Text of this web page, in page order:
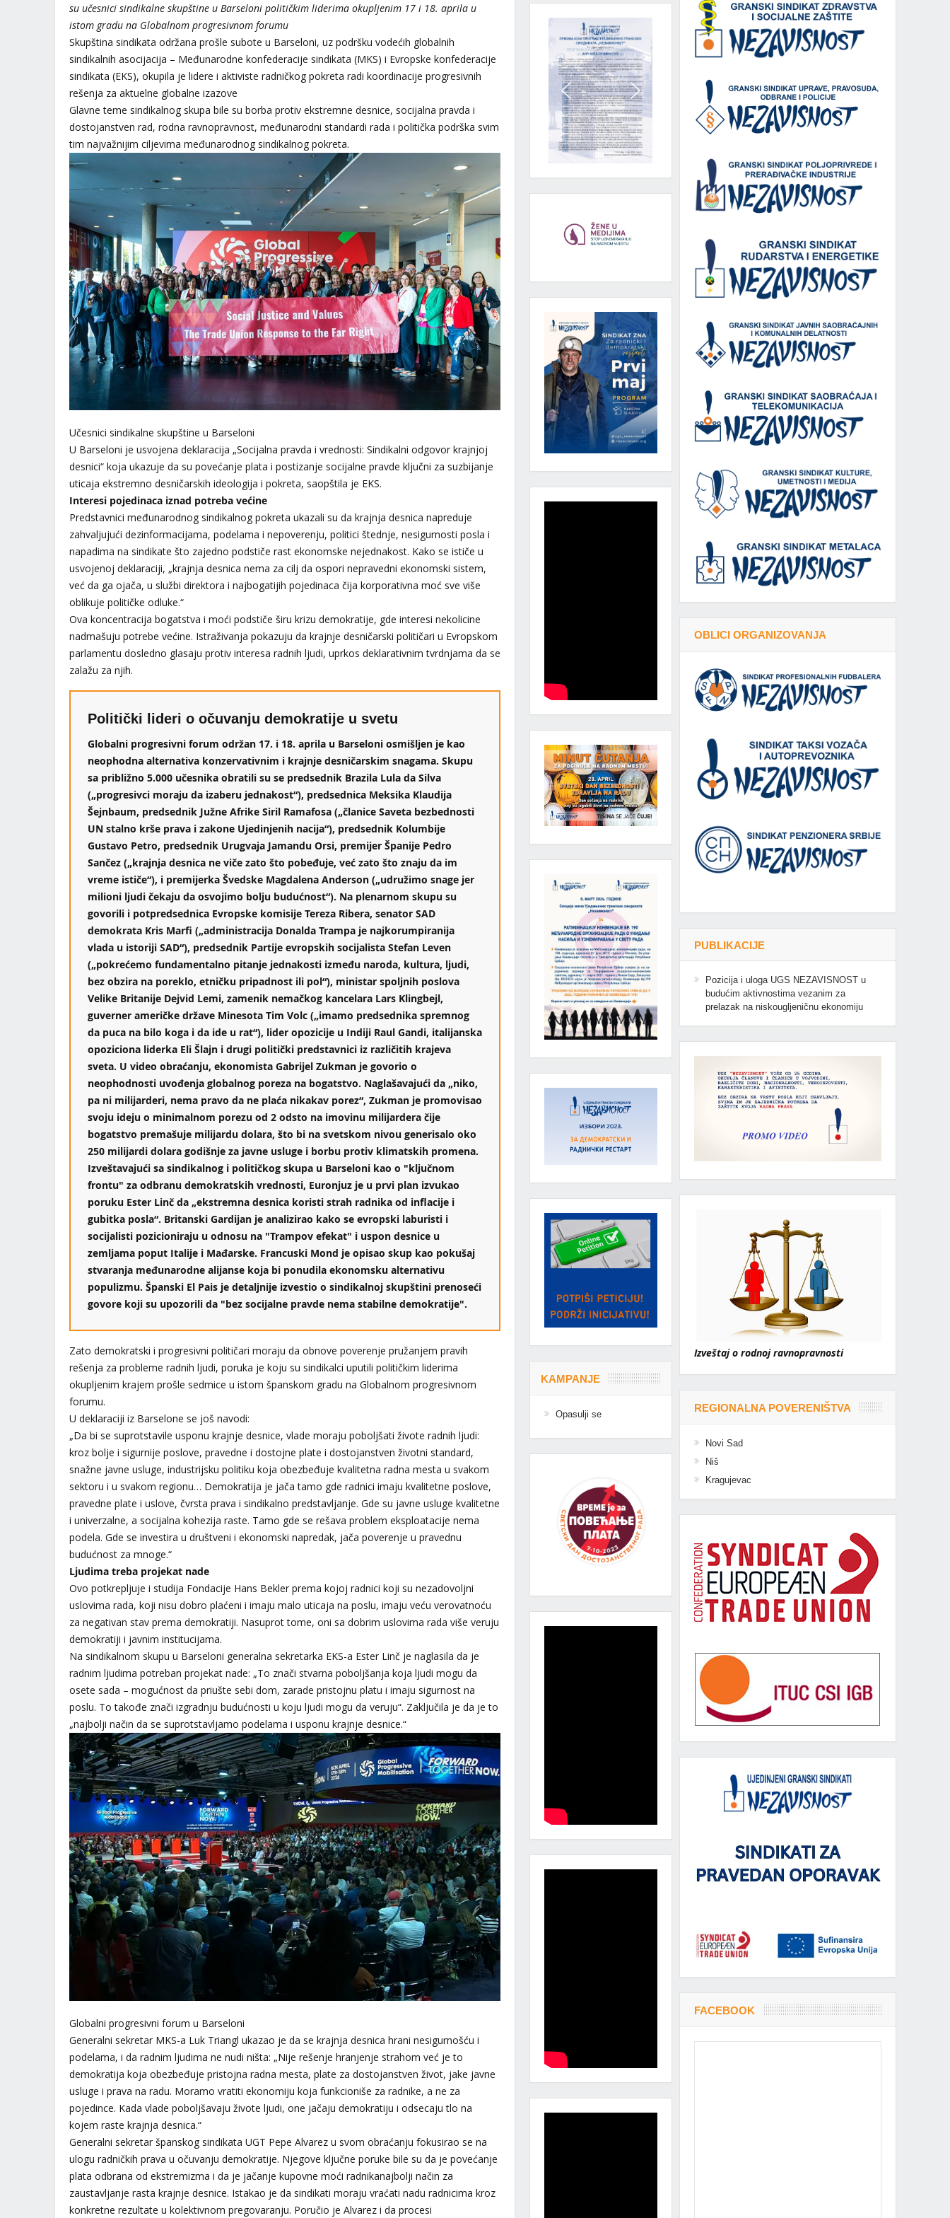
su učesnici sindikalne skupštine u Barseloni političkim liderima okupljenim 17 i 18. aprila u
istom gradu na Globalnom progresivnom forumu
Skupština sindikata održana prošle subote u Barseloni, uz podršku vodećih globalnih
sindikalnih asocijacija – Međunarodne konfederacije sindikata (MKS) i Evropske konfederacije
sindikata (EKS), okupila je lidere i aktiviste radničkog pokreta radi koordinacije progresivnih
rešenja za aktuelne globalne izazove
Glavne teme sindikalnog skupa bile su borba protiv ekstremne desnice, socijalna pravda i
dostojanstven rad, rodna ravnopravnost, međunarodni standardi rada i politička podrška svim
tim najvažnijim ciljevima međunarodnog sindikalnog pokreta.
Učesnici sindikalne skupštine u Barseloni
U Barseloni je usvojena deklaracija „Socijalna pravda i vrednosti: Sindikalni odgovor krajnjoj
desnici“ koja ukazuje da su povećanje plata i postizanje socijalne pravde ključni za suzbijanje
uticaja ekstremno desničarskih ideologija i pokreta, saopštila je EKS.
Interesi pojedinaca iznad potreba većine
Predstavnici međunarodnog sindikalnog pokreta ukazali su da krajnja desnica napreduje
zahvaljujući dezinformacijama, podelama i nepoverenju, politici štednje, nesigurnosti posla i
napadima na sindikate što zajedno podstiče rast ekonomske nejednakost. Kako se ističe u
usvojenoj deklaraciji, „krajnja desnica nema za cilj da ospori nepravedni ekonomski sistem,
već da ga ojača, u službi direktora i najbogatijih pojedinaca čija korporativna moć sve više
oblikuje političke odluke.“
Ova koncentracija bogatstva i moći podstiče širu krizu demokratije, gde interesi nekolicine
nadmašuju potrebe većine. Istraživanja pokazuju da krajnje desničarski političari u Evropskom
parlamentu dosledno glasaju protiv interesa radnih ljudi, uprkos deklarativnim tvrdnjama da se
zalažu za njih.
Politički lideri o očuvanju demokratije u svetu
Globalni progresivni forum održan 17. i 18. aprila u Barseloni osmišljen je kao
neophodna alternativa konzervativnim i krajnje desničarskim snagama. Skupu
sa približno 5.000 učesnika obratili su se predsednik Brazila Lula da Silva
(„progresivci moraju da izaberu jednakost“), predsednica Meksika Klaudija
Šejnbaum, predsednik Južne Afrike Siril Ramafosa („članice Saveta bezbednosti
UN stalno krše prava i zakone Ujedinjenih nacija“), predsednik Kolumbije
Gustavo Petro, predsednik Urugvaja Jamandu Orsi, premijer Španije Pedro
Sančez („krajnja desnica ne viče zato što pobeđuje, već zato što znaju da im
vreme ističe“), i premijerka Švedske Magdalena Anderson („udružimo snage jer
milioni ljudi čekaju da osvojimo bolju budućnost“). Na plenarnom skupu su
govorili i potpredsednica Evropske komisije Tereza Ribera, senator SAD
demokrata Kris Marfi („administracija Donalda Trampa je najkorumpiranija
vlada u istoriji SAD“), predsednik Partije evropskih socijalista Stefan Leven
(„pokrećemo fundamentalno pitanje jednakosti između naroda, kultura, ljudi,
bez obzira na poreklo, etničku pripadnost ili pol“), ministar spoljnih poslova
Velike Britanije Dejvid Lemi, zamenik nemačkog kancelara Lars Klingbejl,
guverner američke države Minesota Tim Volc („imamo predsednika spremnog
da puca na bilo koga i da ide u rat“), lider opozicije u Indiji Raul Gandi, italijanska
opoziciona liderka Eli Šlajn i drugi politički predstavnici iz različitih krajeva
sveta. U video obraćanju, ekonomista Gabrijel Zukman je govorio o
neophodnosti uvođenja globalnog poreza na bogatstvo. Naglašavajući da „niko,
pa ni milijarderi, nema pravo da ne plaća nikakav porez“, Zukman je promovisao
svoju ideju o minimalnom porezu od 2 odsto na imovinu milijardera čije
bogatstvo premašuje milijardu dolara, što bi na svetskom nivou generisalo oko
250 milijardi dolara godišnje za javne usluge i borbu protiv klimatskih promena.
Izveštavajući sa sindikalnog i političkog skupa u Barseloni kao o "ključnom
frontu" za odbranu demokratskih vrednosti, Euronjuz je u prvi plan izvukao
poruku Ester Linč da „ekstremna desnica koristi strah radnika od inflacije i
gubitka posla“. Britanski Gardijan je analizirao kako se evropski laburisti i
socijalisti pozicioniraju u odnosu na "Trampov efekat" i uspon desnice u
zemljama poput Italije i Mađarske. Francuski Mond je opisao skup kao pokušaj
stvaranja međunarodne alijanse koja bi ponudila ekonomsku alternativu
populizmu. Španski El Pais je detaljnije izvestio o sindikalnoj skupštini prenoseći
govore koji su upozorili da "bez socijalne pravde nema stabilne demokratije".
Zato demokratski i progresivni političari moraju da obnove poverenje pružanjem pravih
rešenja za probleme radnih ljudi, poruka je koju su sindikalci uputili političkim liderima
okupljenim krajem prošle sedmice u istom španskom gradu na Globalnom progresivnom
forumu.
U deklaraciji iz Barselone se još navodi:
„Da bi se suprotstavile usponu krajnje desnice, vlade moraju poboljšati živote radnih ljudi:
kroz bolje i sigurnije poslove, pravedne i dostojne plate i dostojanstven životni standard,
snažne javne usluge, industrijsku politiku koja obezbeđuje kvalitetna radna mesta u svakom
sektoru i u svakom regionu… Demokratija je jača tamo gde radnici imaju kvalitetne poslove,
pravedne plate i uslove, čvrsta prava i sindikalno predstavljanje. Gde su javne usluge kvalitetne
i univerzalne, a socijalna kohezija raste. Tamo gde se rešava problem eksploatacije nema
podela. Gde se investira u društveni i ekonomski napredak, jača poverenje u pravednu
budućnost za mnoge.“
Ljudima treba projekat nade
Ovo potkrepljuje i studija Fondacije Hans Bekler prema kojoj radnici koji su nezadovoljni
uslovima rada, koji nisu dobro plaćeni i imaju malo uticaja na poslu, imaju veću verovatnoću
za negativan stav prema demokratiji. Nasuprot tome, oni sa dobrim uslovima rada više veruju
demokratiji i javnim institucijama.
Na sindikalnom skupu u Barseloni generalna sekretarka EKS-a Ester Linč je naglasila da je
radnim ljudima potreban projekat nade: „To znači stvarna poboljšanja koja ljudi mogu da
osete sada – mogućnost da priušte sebi dom, zarade pristojnu platu i imaju sigurnost na
poslu. To takođe znači izgradnju budućnosti u koju ljudi mogu da veruju“. Zaključila je da je to
„najbolji način da se suprotstavljamo podelama i usponu krajnje desnice.“
Globalni progresivni forum u Barseloni
Generalni sekretar MKS-a Luk Triangl ukazao je da se krajnja desnica hrani nesigurnošću i
podelama, i da radnim ljudima ne nudi ništa: „Nije rešenje hranjenje strahom već je to
demokratija koja obezbeđuje pristojna radna mesta, plate za dostojanstven život, jake javne
usluge i prava na radu. Moramo vratiti ekonomiju koja funkcioniše za radnike, a ne za
pojedince. Kada vlade poboljšavaju živote ljudi, one jačaju demokratiju i odsecaju tlo na
kojem raste krajnja desnica.“
Generalni sekretar španskog sindikata UGT Pepe Alvarez u svom obraćanju fokusirao se na
ulogu radničkih prava u očuvanju demokratije. Njegove ključne poruke bile su da je povećanje
plata odbrana od ekstremizma i da je jačanje kupovne moći radnikanajbolji način za
zaustavljanje rasta krajnje desnice. Istakao je da sindikati moraju vraćati nadu radnicima kroz
konkretne rezultate u kolektivnom pregovaranju. Poručio je Alvarez i da procesi
KAMPANJE
Opasulji se
OBLICI ORGANIZOVANJA
PUBLIKACIJE
Pozicija i uloga UGS NEZAVISNOST u
budućim aktivnostima vezanim za
prelazak na niskougljeničnu ekonomiju
Izveštaj o rodnoj ravnopravnosti
REGIONALNA POVERENIŠTVA
Novi Sad
Niš
Kragujevac
FACEBOOK